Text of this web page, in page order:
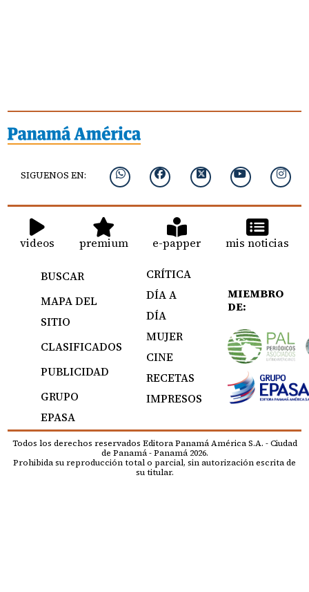
SIGUENOS EN:
videos premium e-papper mis noticias
BUSCAR
MAPA DEL
SITIO
CLASIFICADOS
PUBLICIDAD
GRUPO
EPASA
CRÍTICA
DÍA A
DÍA
MUJER
CINE
RECETAS
IMPRESOS
MIEMBRO
DE:
Todos los derechos reservados Editora Panamá América S.A. - Ciudad
de Panamá - Panamá 2026.
Prohibida su reproducción total o parcial, sin autorización escrita de
su titular.